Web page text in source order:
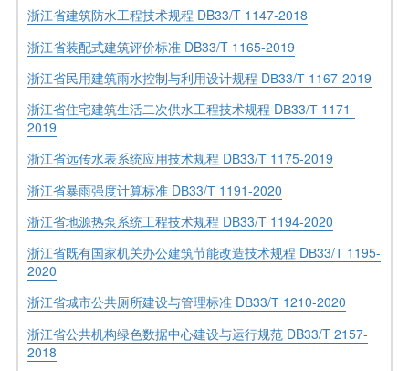
浙江省建筑防水工程技术规程 DB33/T 1147-2018
浙江省装配式建筑评价标准 DB33/T 1165-2019
浙江省民用建筑雨水控制与利用设计规程 DВ33/Т 1167-2019
浙江省住宅建筑生活二次供水工程技术规程 DВ33/Т 1171-
2019
浙江省远传水表系统应用技术规程 DВ33/Т 1175-2019
浙江省暴雨强度计算标准 DВ33/Т 1191-2020
浙江省地源热泵系统工程技术规程 DВ33/Т 1194-2020
浙江省既有国家机关办公建筑节能改造技术规程 DВ33/Т 1195-
2020
浙江省城市公共厕所建设与管理标准 DВ33/Т 1210-2020
浙江省公共机构绿色数据中心建设与运行规范 DB33/T 2157-
2018